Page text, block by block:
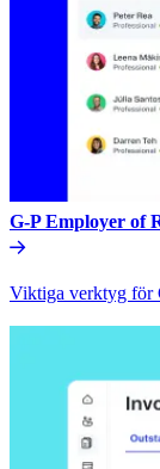
G-P Employer of
Viktiga verktyg för